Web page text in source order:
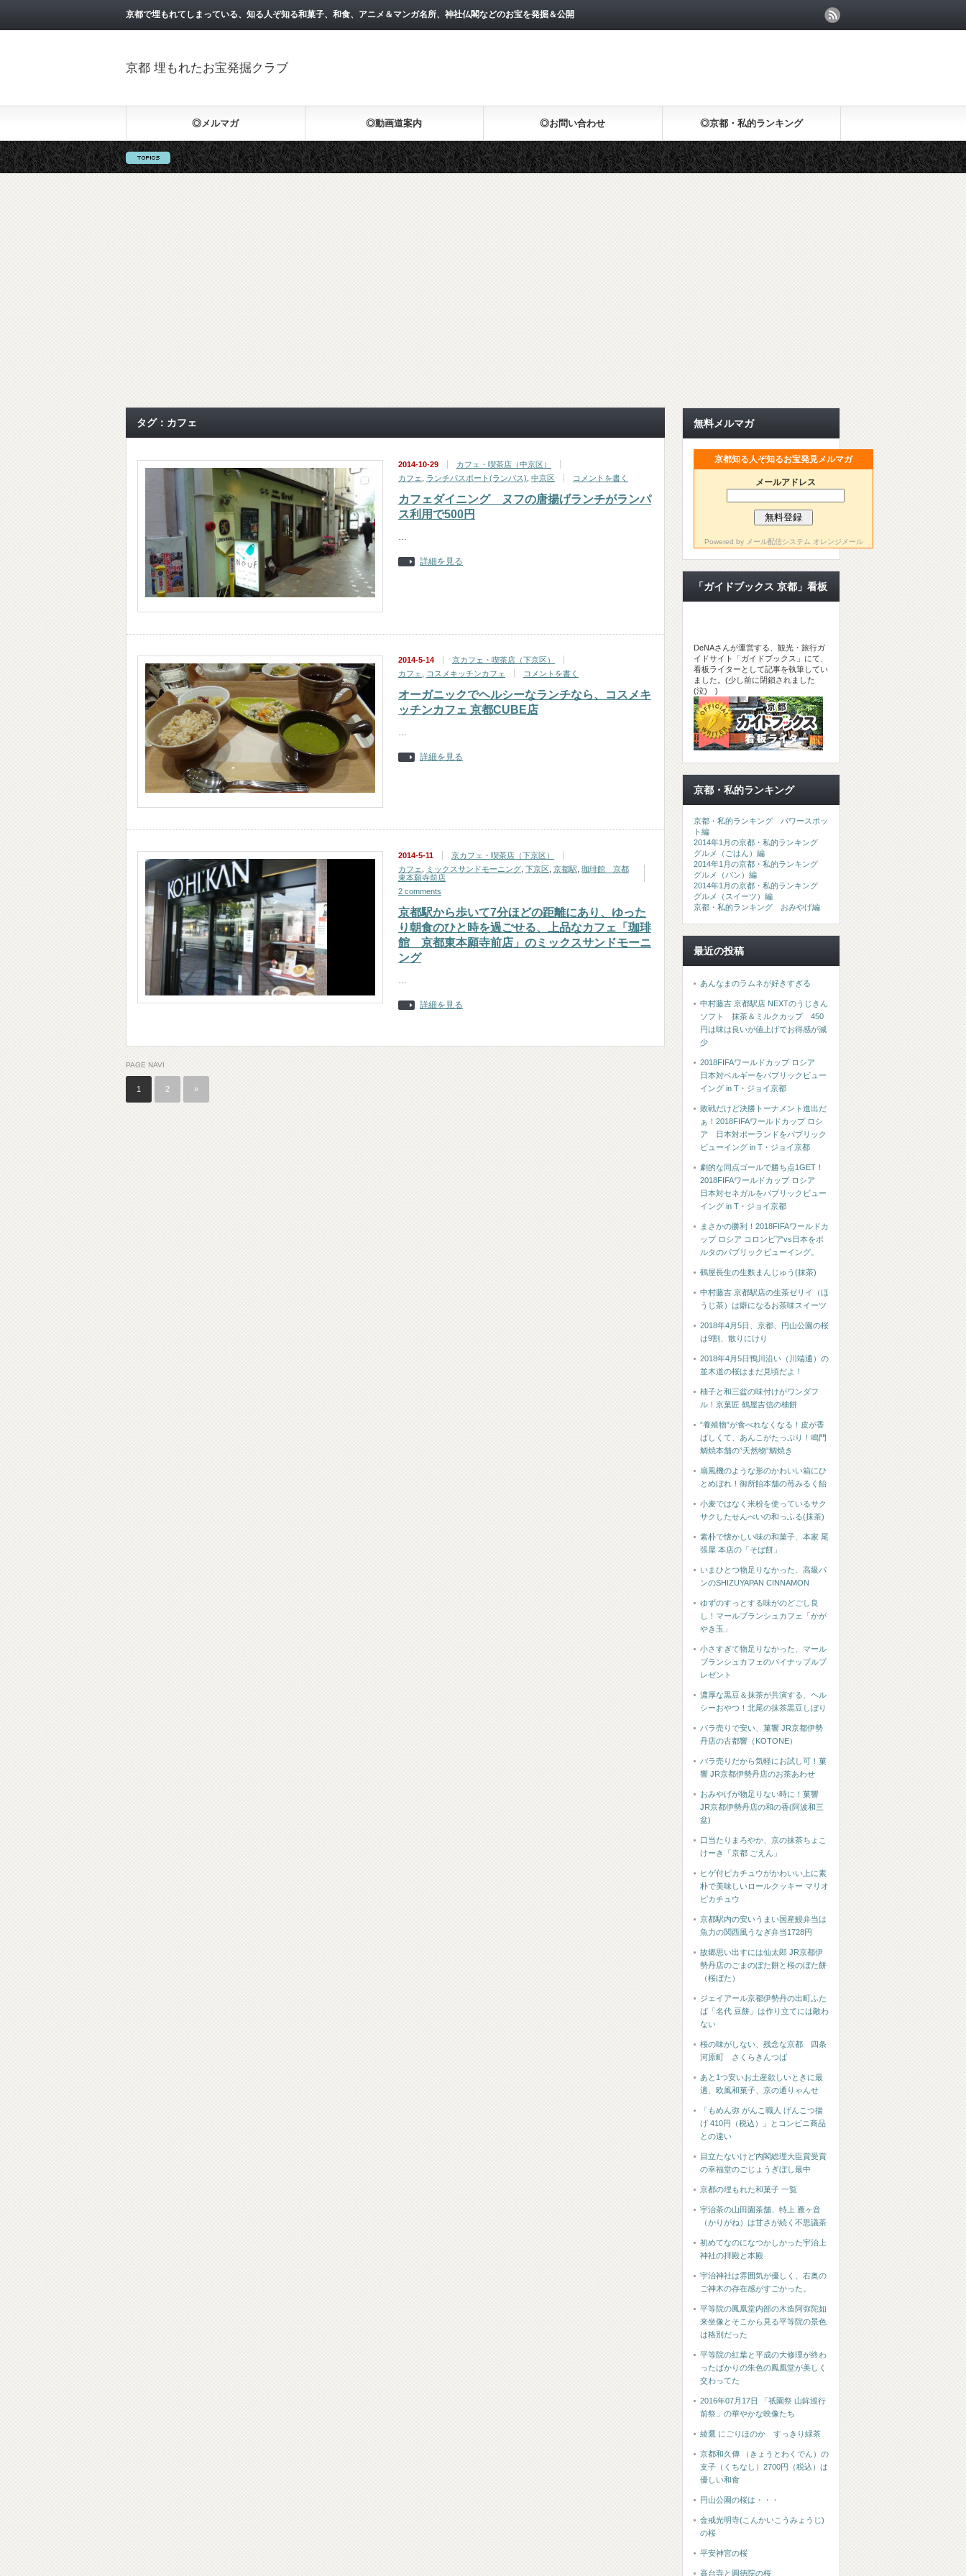
京都で埋もれてしまっている、知る人ぞ知る和菓子、和食、アニメ＆マンガ名所、神社仏閣などのお宝を発掘＆公開
京都 埋もれたお宝発掘クラブ
◎メルマガ ◎動画道案内 ◎お問い合わせ ◎京都・私的ランキング
タグ：カフェ
2014-10-29
カフェ・喫茶店（中京区）
カフェ
ランチパスポート(ランパス) 中京区 コメントを書く
カフェダイニング ヌフの唐揚げランチがランパ
ス利用で500円
…
詳細を見る
2014-5-14
京カフェ・喫茶店（下京区）
カフェ
コスメキッチンカフェ コメントを書く
オーガニックでヘルシーなランチなら、コスメキ
ッチンカフェ 京都CUBE店
…
詳細を見る
2014-5-11
京カフェ・喫茶店（下京区）
カフェ
ミックスサンドモーニング 下京区 京都駅 珈琲館 京都
東本願寺前店
2 comments
京都駅から歩いて7分ほどの距離にあり、ゆった
り朝食のひと時を過ごせる、上品なカフェ「珈琲
館 京都東本願寺前店」のミックスサンドモーニ
ング
…
詳細を見る
PAGE NAVI
1 2 »
無料メルマガ
京都知る人ぞ知るお宝発見メルマガ
メールアドレス
Powered by メール配信システム オレンジメール
「ガイドブックス 京都」看板
DeNAさんが運営する、観光・旅行ガ
イドサイト「ガイドブックス」にて、
看板ライターとして記事を執筆してい
ました。(少し前に閉鎖されました
(泣) )
京都・私的ランキング
京都・私的ランキング パワースポッ
ト編
2014年1月の京都・私的ランキング
グルメ（ごはん）編
2014年1月の京都・私的ランキング
グルメ（パン）編
2014年1月の京都・私的ランキング
グルメ（スイーツ）編
京都・私的ランキング おみやげ編
最近の投稿
あんなまのラムネが好きすぎる
中村藤吉 京都駅店 NEXTのうじきん
ソフト 抹茶＆ミルクカップ 450
円は味は良いが値上げでお得感が減
少
2018FIFAワールドカップ ロシア
日本対ベルギーをパブリックビュー
イング in T・ジョイ京都
敗戦だけど決勝トーナメント進出だ
ぁ！2018FIFAワールドカップ ロシ
ア 日本対ポーランドをパブリック
ビューイング in T・ジョイ京都
劇的な同点ゴールで勝ち点1GET！
2018FIFAワールドカップ ロシア
日本対セネガルをパブリックビュー
イング in T・ジョイ京都
まさかの勝利！2018FIFAワールドカ
ップ ロシア コロンビアvs日本をポ
ルタのパブリックビューイング。
鶴屋長生の生麩まんじゅう(抹茶)
中村藤吉 京都駅店の生茶ゼリイ（ほ
うじ茶）は癖になるお茶味スイーツ
2018年4月5日、京都、円山公園の桜
は9割、散りにけり
2018年4月5日鴨川沿い（川端通）の
並木道の桜はまだ見頃だよ！
柚子と和三盆の味付けがワンダフ
ル！京菓匠 鶴屋吉信の柚餅
”養殖物”が食べれなくなる！皮が香
ばしくて、あんこがたっぷり！鳴門
鯛焼本舗の”天然物”鯛焼き
扇風機のような形のかわいい箱にひ
とめぼれ！御所飴本舗の苺みるく飴
小麦ではなく米粉を使っているサク
サクしたせんべいの和っふる(抹茶)
素朴で懐かしい味の和菓子、本家 尾
張屋 本店の「そば餅」
いまひとつ物足りなかった、高級パ
ンのSHIZUYAPAN CINNAMON
ゆずのすっとする味がのどごし良
し！マールブランシュカフェ「かが
やき玉」
小さすぎて物足りなかった、マール
ブランシュカフェのパイナップルプ
レゼント
濃厚な黒豆＆抹茶が共演する、ヘル
シーおやつ！北尾の抹茶黒豆しぼり
バラ売りで安い、菓響 JR京都伊勢
丹店の古都響（KOTONE）
バラ売りだから気軽にお試し可！菓
響 JR京都伊勢丹店のお茶あわせ
おみやげが物足りない時に！菓響
JR京都伊勢丹店の和の香(阿波和三
盆)
口当たりまろやか、京の抹茶ちょこ
けーき「京都 ごえん」
ヒゲ付ピカチュウがかわいい上に素
朴で美味しいロールクッキー マリオ
ピカチュウ
京都駅内の安いうまい国産鰻弁当は
魚力の関西風うなぎ弁当1728円
故郷思い出すには仙太郎 JR京都伊
勢丹店のごまのぼた餅と桜のぼた餅
（桜ぼた）
ジェイアール京都伊勢丹の出町ふた
ば「名代 豆餅」は作り立てには敵わ
ない
桜の味がしない、残念な京都 四条
河原町 さくらきんつば
あと1つ安いお土産欲しいときに最
適、欧風和菓子、京の通りゃんせ
「もめん弥 がんこ職人 げんこつ揚
げ 410円（税込）」とコンビニ商品
との違い
目立たないけど内閣総理大臣賞受賞
の幸福堂のごじょうぎぼし最中
京都の埋もれた和菓子 一覧
宇治茶の山田園茶舗、特上 雁ヶ音
（かりがね）は甘さが続く不思議茶
初めてなのになつかしかった宇治上
神社の拝殿と本殿
宇治神社は雰囲気が優しく、右奥の
ご神木の存在感がすごかった。
平等院の鳳凰堂内部の木造阿弥陀如
来坐像とそこから見る平等院の景色
は格別だった
平等院の紅葉と平成の大修理が終わ
ったばかりの朱色の鳳凰堂が美しく
交わってた
2016年07月17日 「祇園祭 山鉾巡行
前祭」の華やかな映像たち
綾鷹 にごりほのか すっきり緑茶
京都和久傳 （きょうとわくでん）の
支子（くちなし）2700円（税込）は
優しい和食
円山公園の桜は・・・
金戒光明寺(こんかいこうみょうじ)
の桜
平安神宮の桜
高台寺と圓徳院の桜